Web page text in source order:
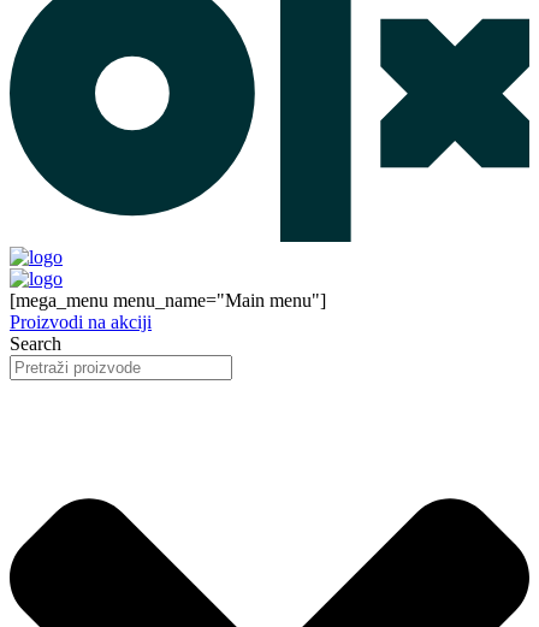
[mega_menu menu_name="Main menu"]
Proizvodi na akciji
Search